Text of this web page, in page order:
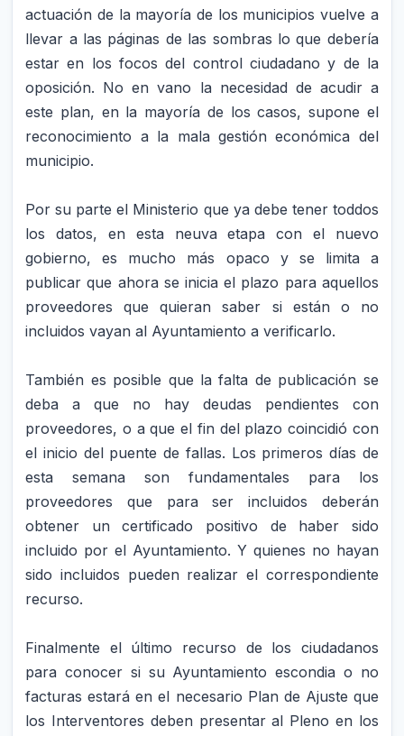
actuación de la mayoría de los municipios vuelve a
llevar a las páginas de las sombras lo que debería
estar en los focos del control ciudadano y de la
oposición. No en vano la necesidad de acudir a
este plan, en la mayoría de los casos, supone el
reconocimiento a la mala gestión económica del
municipio.
Por su parte el Ministerio que ya debe tener toddos
los datos, en esta neuva etapa con el nuevo
gobierno, es mucho más opaco y se limita a
publicar que ahora se inicia el plazo para aquellos
proveedores que quieran saber si están o no
incluidos vayan al Ayuntamiento a verificarlo.
También es posible que la falta de publicación se
deba a que no hay deudas pendientes con
proveedores, o a que el fin del plazo coincidió con
el inicio del puente de fallas. Los primeros días de
esta semana son fundamentales para los
proveedores que para ser incluidos deberán
obtener un certificado positivo de haber sido
incluido por el Ayuntamiento. Y quienes no hayan
sido incluidos pueden realizar el correspondiente
recurso.
Finalmente el último recurso de los ciudadanos
para conocer si su Ayuntamiento escondia o no
facturas estará en el necesario Plan de Ajuste que
los Interventores deben presentar al Pleno en los